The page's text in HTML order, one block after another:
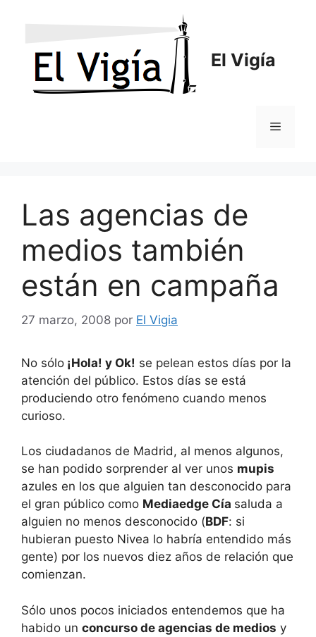
El Vigía
Menú
Las agencias de
medios también
están en campaña
27 marzo, 2008 por El Vigia
No sólo ¡Hola! y Ok! se pelean estos días por la
atención del público. Estos días se está
produciendo otro fenómeno cuando menos
curioso.
Los ciudadanos de Madrid, al menos algunos,
se han podido sorprender al ver unos mupis
azules en los que alguien tan desconocido para
el gran público como Mediaedge Cía saluda a
alguien no menos desconocido (BDF: si
hubieran puesto Nivea lo habría entendido más
gente) por los nuevos diez años de relación que
comienzan.
Sólo unos pocos iniciados entendemos que ha
habido un concurso de agencias de medios y